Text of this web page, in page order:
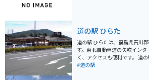
道の駅 ひらた
道の駅 ひらたは、福島県石川
す。東北自動車道の矢吹イン
く、アクセスも便利です。 道の駅 ひらたの施設内には、
地元の新鮮な野菜や果物を販売
#道の駅